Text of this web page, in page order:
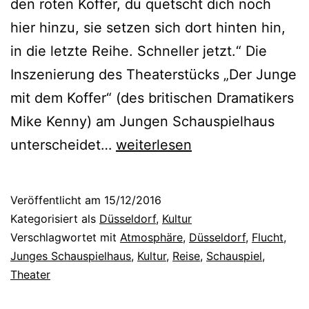
d
u
n
V
e
r
m
i
t
l
u
n
g
den roten Koffer, du quetscht dich noch
hier hinzu, sie setzen sich dort hinten hin,
in die letzte Reihe. Schneller jetzt.“ Die
Inszenierung des Theaterstücks „Der Junge
mit dem Koffer“ (des britischen Dramatikers
Mike Kenny) am Jungen Schauspielhaus
unterscheidet… D
r
J
u
n
weiterlesen
Veröffentlicht am 15/12/2016
Kategorisiert als Düsseldorf, Kultur
Verschlagwortet mit Atmosphäre, Düsseldorf, Flucht,
Junges Schauspielhaus, Kultur, Reise, Schauspiel,
Theater